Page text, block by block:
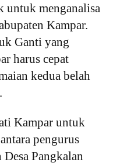
untuk menganalisa
Kampar.
Ganti yang
harus cepat
kedua belah
Kampar untuk
pengurus
Pangkalan